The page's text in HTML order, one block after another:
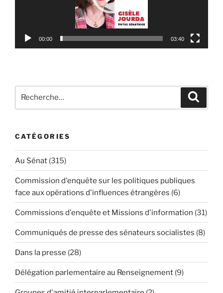
00:00 03:40
CATÉGORIES
Au Sénat (315)
Commission d'enquête sur les politiques publiques
face aux opérations d'influences étrangères (6)
Commissions d'enquête et Missions d'information (31)
Communiqués de presse des sénateurs socialistes (8)
Dans la presse (28)
Délégation parlementaire au Renseignement (9)